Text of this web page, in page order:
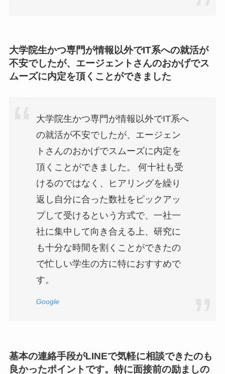
大学院生かつ専門が情報以外でIT系への就活が
不安でしたが、エージェントさんのおかげでス
ムーズに内定を頂くことができました
大学院生かつ専門が情報以外でIT系へ
の就活が不安でしたが、エージェン
トさんのおかげでスムーズに内定を
頂くことができました。 何十社も受
けるのではなく、ヒアリングを繰り
返し自分に合った数社をピックアッ
プして受けるという方式で、一社一
社に集中して向き合える上、研究に
も十分な時間を割くことができたの
で忙しい学生の方に特におすすめで
す。
Google
基本の連絡手段がLINEで気軽に相談できたのも
良かったポイントです。特に面接前の励ましの